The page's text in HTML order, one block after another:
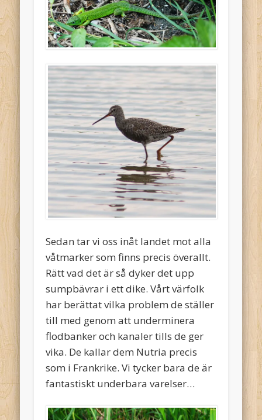
Sedan tar vi oss inåt landet mot alla
våtmarker som finns precis överallt.
Rätt vad det är så dyker det upp
sumpbävrar i ett dike. Vårt värfolk
har berättat vilka problem de ställer
till med genom att underminera
flodbanker och kanaler tills de ger
vika. De kallar dem Nutria precis
som i Frankrike. Vi tycker bara de är
fantastiskt underbara varelser…